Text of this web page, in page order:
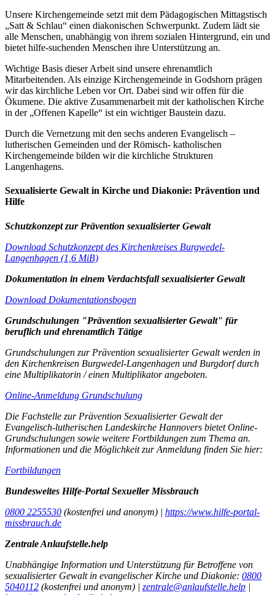
Unsere Kirchengemeinde setzt mit dem Pädagogischen Mittagstisch
„Satt & Schlau“ einen diakonischen Schwerpunkt. Zudem lädt sie
alle Menschen, unabhängig von ihrem sozialen Hintergrund, ein und
bietet hilfe-suchenden Menschen ihre Unterstützung an.
Wichtige Basis dieser Arbeit sind unsere ehrenamtlich
Mitarbeitenden. Als einzige Kirchengemeinde in Godshorn prägen
wir das kirchliche Leben vor Ort. Dabei sind wir offen für die
Ökumene. Die aktive Zusammenarbeit mit der katholischen Kirche
in der „Offenen Kapelle“ ist ein wichtiger Baustein dazu.
Durch die Vernetzung mit den sechs anderen Evangelisch –
lutherischen Gemeinden und der Römisch- katholischen
Kirchengemeinde bilden wir die kirchliche Strukturen
Langenhagens.
Sexualisierte Gewalt in Kirche und Diakonie: Prävention und
Hilfe
Schutzkonzept zur Prävention sexualisierter Gewalt
Download Schutzkonzept des Kirchenkreises Burgwedel-
Langenhagen (1,6 MiB)
Dokumentation in einem Verdachtsfall sexualisierter Gewalt
Download Dokumentationsbogen
Grundschulungen "Prävention sexualisierter Gewalt" für
beruflich und ehrenamtlich Tätige
Grundschulungen zur Prävention sexualisierter Gewalt werden in
den Kirchenkreisen Burgwedel-Langenhagen und Burgdorf durch
eine Multiplikatorin / einen Multiplikator angeboten.
Online-Anmeldung Grundschulung
Die Fachstelle zur Prävention Sexualisierter Gewalt der
Evangelisch-lutherischen Landeskirche Hannovers bietet Online-
Grundschulungen sowie weitere Fortbildungen zum Thema an.
Informationen und die Möglichkeit zur Anmeldung finden Sie hier:
Fortbildungen
Bundesweites Hilfe-Portal Sexueller Missbrauch
0800 2255530 (kostenfrei und anonym) | https://www.hilfe-portal-
missbrauch.de
Zentrale Anlaufstelle.help
Unabhängige Information und Unterstützung für Betroffene von
sexualisierter Gewalt in evangelischer Kirche und Diakonie: 0800
5040112 (kostenfrei und anonym) | zentrale@anlaufstelle.help |